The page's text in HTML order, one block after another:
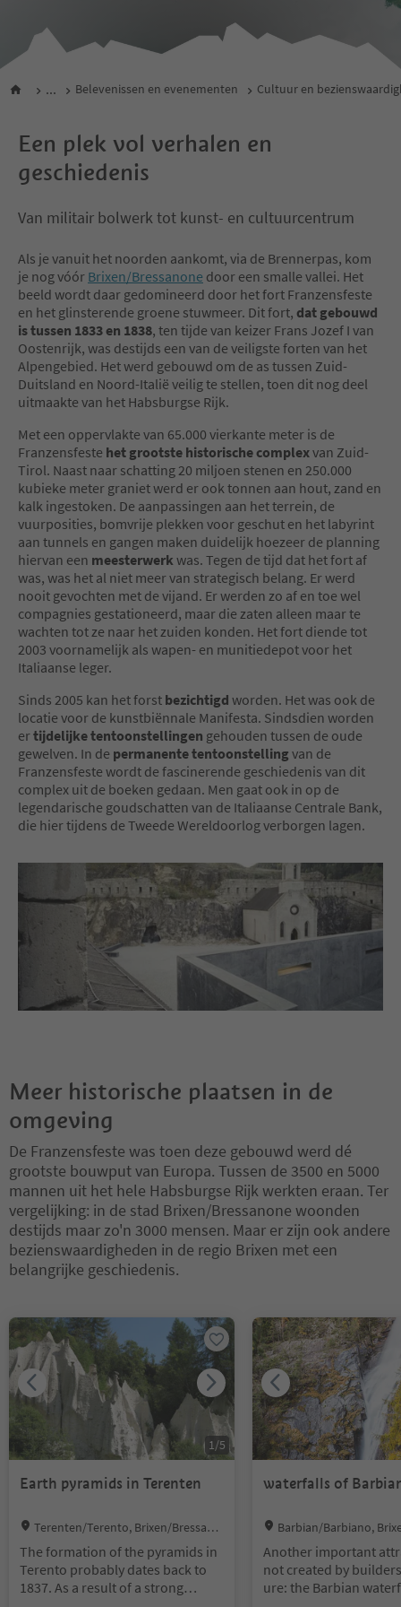
... Belevenissen en evenementen Cultuur en
Een plek vol verhalen en
geschiedenis
Van militair bolwerk tot kunst- en cultuurcentrum
Als je vanuit het noorden aankomt, via de Brennerpas, kom
je nog vóór Brixen/Bressanone door een smalle vallei. Het
beeld wordt daar gedomineerd door het fort Franzensfeste
en het glinsterende groene stuwmeer. Dit fort, dat gebouwd
is tussen 1833 en 1838, ten tijde van keizer Frans Jozef I van
Oostenrijk, was destijds een van de veiligste forten van het
Alpengebied. Het werd gebouwd om de as tussen Zuid-
Duitsland en Noord-Italië veilig te stellen, toen dit nog deel
uitmaakte van het Habsburgse Rijk.
Met een oppervlakte van 65.000 vierkante meter is de
Franzensfeste het grootste historische complexvan Zuid-
Tirol. Naast naar schatting 20 miljoen stenen en 250.000
kubieke meter graniet werd er ook tonnen aan hout, zand en
kalk ingestoken. De aanpassingen aan het terrein, de
vuurposities, bomvrije plekken voor geschut en het labyrint
aan tunnels en gangen maken duidelijk hoezeer de planning
hiervan een meesterwerk was. Tegen de tijd dat het fort af
was, was het al niet meer van strategisch belang. Er werd
nooit gevochten met de vijand. Er werden zo af en toe wel
compagnies gestationeerd, maar die zaten alleen maar te
wachten tot ze naar het zuiden konden. Het fort diende tot
2003 voornamelijk als wapen- en munitiedepot voor het
Italiaanse leger.
Sinds 2005 kan het forst bezichtigd worden. Het was ook de
locatie voor de kunstbiënnale Manifesta. Sindsdien worden
ertijdelijke tentoonstellingen gehouden tussen de oude
gewelven. In de permanente tentoonstelling van de
Franzensfeste wordt de fascinerende geschiedenis van dit
complex uit de boeken gedaan. Men gaat ook in op de
legendarische goudschatten van de Italiaanse Centrale Bank,
die hier tijdens de Tweede Wereldoorlog verborgen lagen.
Meer historische plaatsen in de
omgeving
De Franzensfeste was toen deze gebouwd werd dé
grootste bouwput van Europa. Tussen de 3500 en 5000
mannen uit het hele Habsburgse Rijk werkten eraan. Ter
vergelijking: in de stad Brixen/Bressanone woonden
destijds maar zo'n 3000 mensen. Maar er zijn ook andere
bezienswaardigheden in de regio Brixen met een
belangrijke geschiedenis.
1 /5
Earth pyramids in Terenten
Location:
Terenten/Terento, Brixen/Bressano
The formation of the pyramids in
Terento probably dates back to
1837. As a result of a strong
waterfalls of
Location:
Barbian/Barbiano,
Another important
not created by
ure: the Barbian